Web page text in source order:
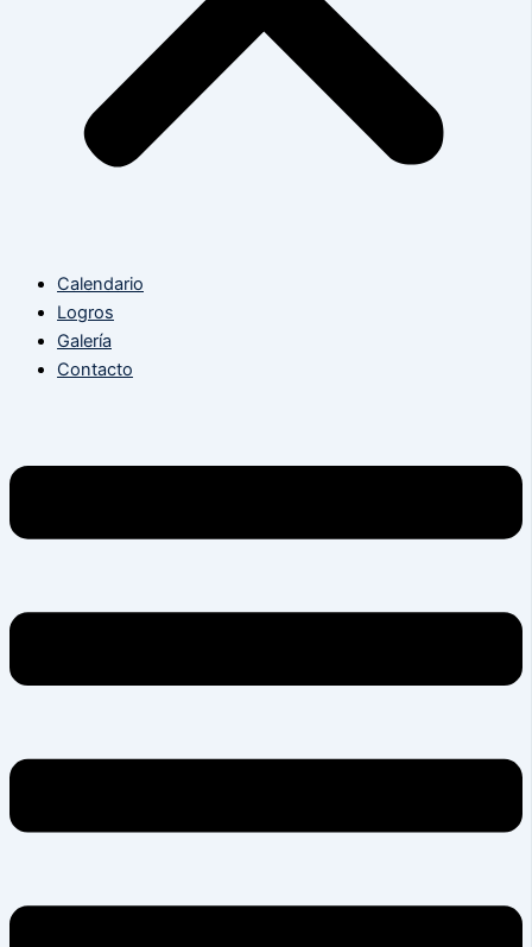
Calendario
Logros
Galería
Contacto